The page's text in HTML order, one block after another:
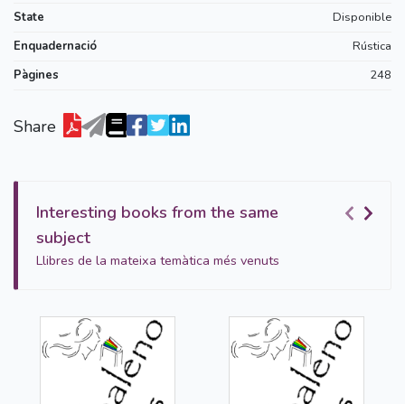
State
Disponible
Enquadernació
Rústica
Pàgines
248
Share
Interesting books from the same
subject
Llibres de la mateixa temàtica més venuts